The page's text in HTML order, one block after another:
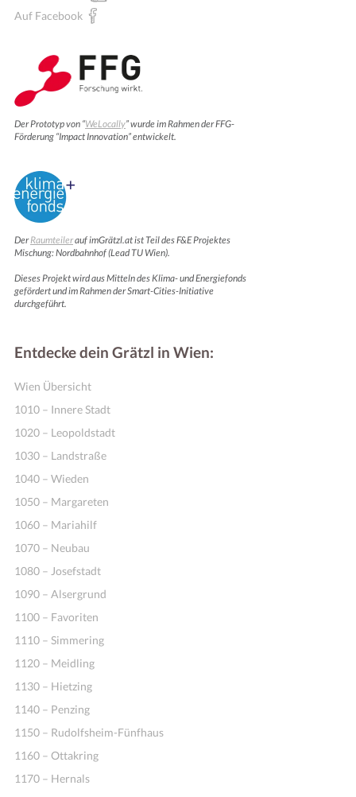
Auf Facebook
Der Prototyp von “WeLocally” wurde im Rahmen der FFG-
Förderung “Impact Innovation” entwickelt.
DerRaumteilerauf imGrätzl.at ist Teil des F&E Projektes
Mischung: Nordbahnhof (Lead TU Wien).
Dieses Projekt wird aus Mitteln des Klima- und Energiefonds
gefördert und im Rahmen der Smart-Cities-Initiative
durchgeführt.
Entdecke dein Grätzl in Wien:
Wien Übersicht
1010 – Innere Stadt
1020 – Leopoldstadt
1030 – Landstraße
1040 – Wieden
1050 – Margareten
1060 – Mariahilf
1070 – Neubau
1080 – Josefstadt
1090 – Alsergrund
1100 – Favoriten
1110 – Simmering
1120 – Meidling
1130 – Hietzing
1140 – Penzing
1150 – Rudolfsheim-Fünfhaus
1160 – Ottakring
1170 – Hernals